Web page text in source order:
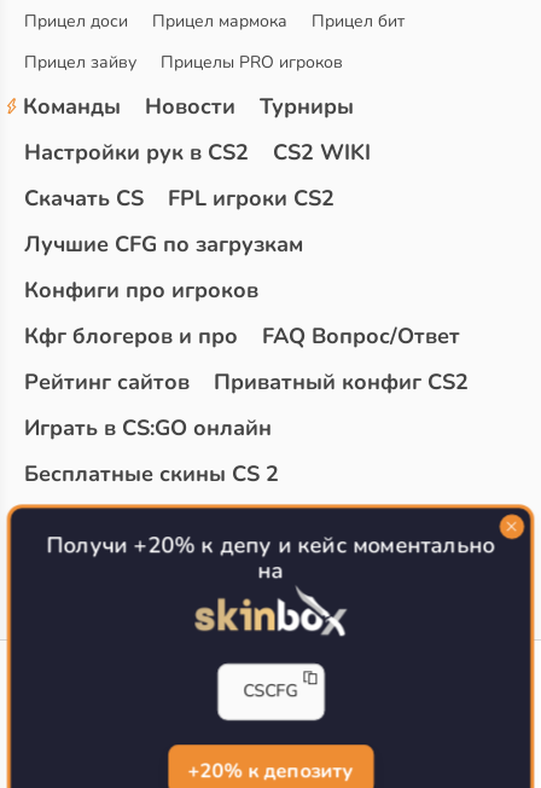
Прицел доси
Прицел мармока
Прицел бит
Прицел зайву
Прицелы PRO игроков
Команды Новости
Турниры
Настройки рук в CS2
CS2 WIKI
Скачать CS
FPL игроки CS2
Лучшие CFG по загрузкам
Конфиги про игроков
Кфг блогеров и про
FAQ Вопрос/Ответ
Рейтинг сайтов
Приватный конфиг CS2
Играть в CS:GO онлайн
Бесплатные скины CS 2
CS-CONFIG.com © 2020-2026 г.
Политика конфиденциальности
Получи +20% к депу и кейс моментально
на
CSCFG
+20% к депозиту